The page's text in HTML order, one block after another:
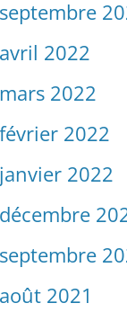
septembre
avril 2022
mars 2022
février 2022
janvier 2022
décembre
septembre
août 2021